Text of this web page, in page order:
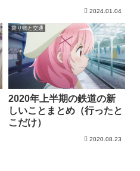
2024.01.04
乗り物と交通
2020年上半期の鉄道の新
しいことまとめ（行ったと
こだけ）
2020.08.23